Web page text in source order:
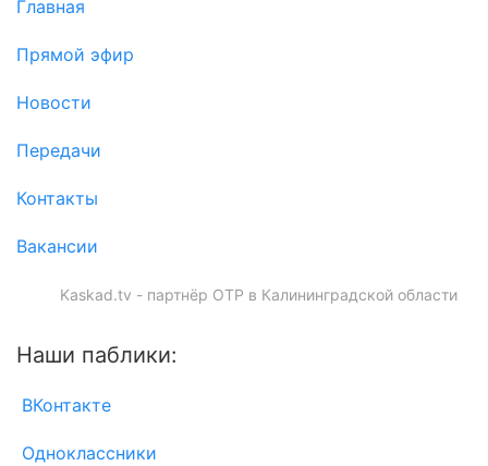
Главная
Прямой эфир
Новости
Передачи
Контакты
Вакансии
Kaskad.tv - партнёр ОТР в Калининградской области
Наши паблики:
ВКонтакте
Одноклассники